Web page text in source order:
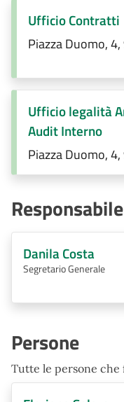
Ufficio Contratti
Piazza Duomo,
Ufficio legalità
Audit Interno
Piazza Duomo,
Responsabile
Danila Costa
Segretario Generale
Persone
Tutte le persone